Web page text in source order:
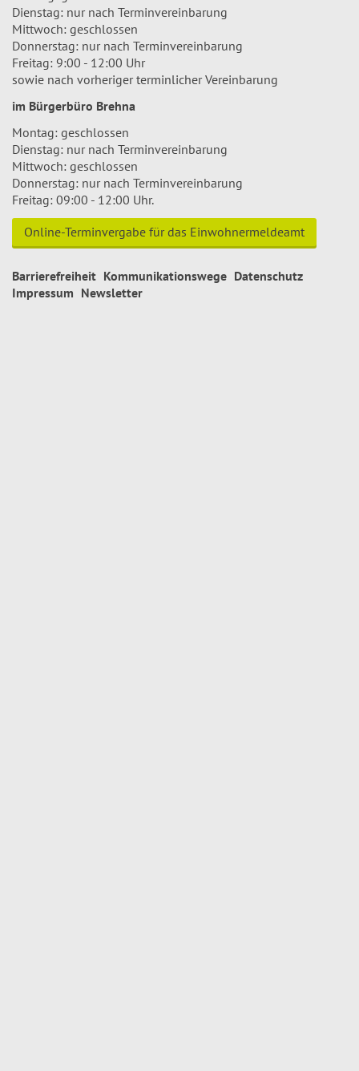
Dienstag: nur nach Terminvereinbarung
Mittwoch: geschlossen
Donnerstag: nur nach Terminvereinbarung
Freitag: 9:00 - 12:00 Uhr
sowie nach vorheriger terminlicher Vereinbarung
im Bürgerbüro Brehna
Montag: geschlossen
Dienstag: nur nach Terminvereinbarung
Mittwoch: geschlossen
Donnerstag: nur nach Terminvereinbarung
Freitag: 09:00 - 12:00 Uhr.
Online-Terminvergabe für das Einwohnermeldeamt
Barrierefreiheit Kommunikationswege Datenschutz
Impressum Newsletter